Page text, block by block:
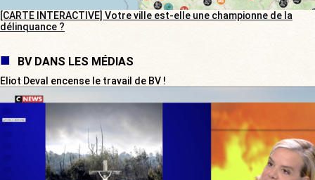
[CARTE INTERACTIVE] Votre ville est-elle une championne de la
délinquance ?
BV DANS LES MÉDIAS
Eliot Deval encense le travail de BV !